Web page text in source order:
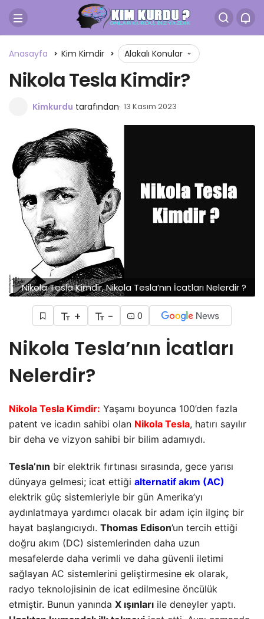
Anasayfa Kim Kimdir Alakalı Konular
Nikola Tesla Kimdir?
Kimkurdu tarafından 13 Kasım 2023
Nikola Tesla Kimdir, Nikola Tesla’nın İcatları Nelerdir ?
+ - 0
Nikola Tesla’nın İcatları
Nelerdir?
Nikola Tesla Kimdir: Yaşamı boyunca 100’den fazla
patent ve icadın sahibi olan Nikola Tesla, hatırı sayılır
bir deha ve vizyon sahibi bir bilim adamıydı.
Tesla’nın bir elektrik fırtınası sırasında, gece yarısı
dünyaya gelmesi; icat ettiği alternatif akım (AC)
elektrik güç sistemleriyle bir gün Amerika’yı
aydınlatmaya yardımcı olacak bir adam için ilginç bir
hayat başlangıcıydı. Thomas Edison’un tercih ettiği
doğru akım (DC) sistemlerinden daha uzun
mesafelerde daha verimli ve daha güvenli iletimi
sağlayan AC sistemlerini geliştirmesine ek olarak,
radyo teknolojisinin de icat edilmesine öncülük
etmiştir. Bunun yanında X ışınları ile deneyler yaptı.